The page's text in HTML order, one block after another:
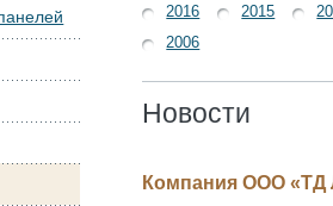
2016
2015
2006
Новости
Компания ООО «ТД